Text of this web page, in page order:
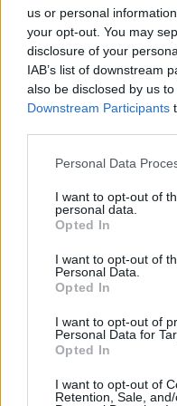
us or personal
your opt-out. You may
disclosure of your
IAB’s list of downstream
also be disclosed by us
Downstream Participants
Please note that this
not limited to your visit or
grant or deny consent to
use your data for below
consent section.
Personal Data
I want to opt-out of
personal data.
Opted In
I want to opt-out of
Personal Data.
Opted In
I want to opt-out of
Personal Data for
Opted In
I want to opt-out of
Retention, Sale,
ρίζωσε) σε ένα
Από brunch μέχρι δείπνο
στο κύμα: Γιατί στο
Περιπέτεια, χαλάρωση ή
Βρήκαμε το ρόφημα που
πίνεις όλο το καλοκαίρι